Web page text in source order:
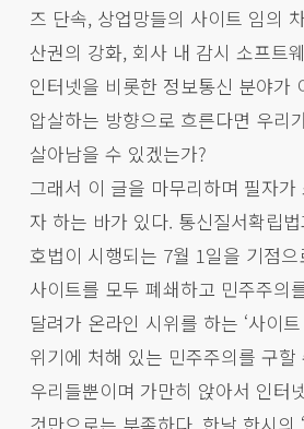
즈 단속, 상업망들의 사이트 임의
산권의 강화, 회사 내 감시 소프트
인터넷을 비롯한 정보통신 분야가
압살하는 방향으로 흐른다면 우리
살아남을 수 있겠는가?
그래서 이 글을 마무리하며 필자
자 하는 바가 있다. 통신질서확립
호법이 시행되는 7월 1일을 기점
사이트를 모두 폐쇄하고 민주주의
달려가 온라인 시위를 하는 ‘사이
위기에 처해 있는 민주주의를 구할
우리들뿐이며 가만히 앉아서 인터